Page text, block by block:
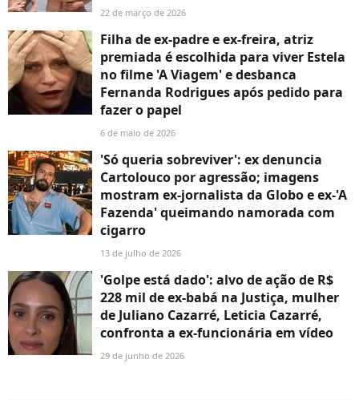
22 de março de 2026
Filha de ex-padre e ex-freira, atriz
premiada é escolhida para viver Estela
no filme 'A Viagem' e desbanca
Fernanda Rodrigues após pedido para
fazer o papel
6 de maio de 2026
'Só queria sobreviver': ex denuncia
Cartolouco por agressão; imagens
mostram ex-jornalista da Globo e ex-'A
Fazenda' queimando namorada com
cigarro
13 de julho de 2026
'Golpe está dado': alvo de ação de R$
228 mil de ex-babá na Justiça, mulher
de Juliano Cazarré, Leticia Cazarré,
confronta a ex-funcionária em vídeo
29 de junho de 2026